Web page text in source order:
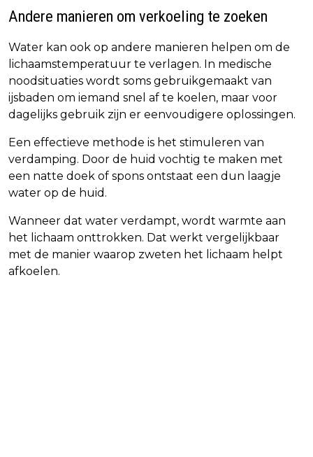
Andere manieren om verkoeling te zoeken
Water kan ook op andere manieren helpen om de
lichaamstemperatuur te verlagen. In medische
noodsituaties wordt soms gebruikgemaakt van
ijsbaden om iemand snel af te koelen, maar voor
dagelijks gebruik zijn er eenvoudigere oplossingen.
Een effectieve methode is het stimuleren van
verdamping. Door de huid vochtig te maken met
een natte doek of spons ontstaat een dun laagje
water op de huid.
Wanneer dat water verdampt, wordt warmte aan
het lichaam onttrokken. Dat werkt vergelijkbaar
met de manier waarop zweten het lichaam helpt
afkoelen.